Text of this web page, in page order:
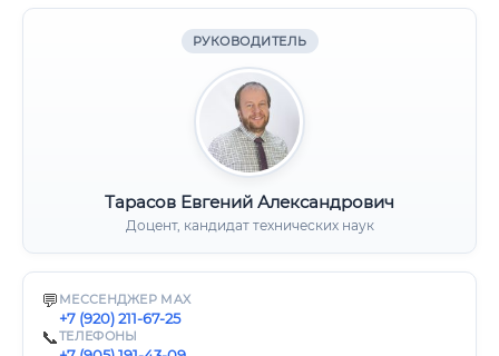
РУКОВОДИТЕЛЬ
Тарасов Евгений Александрович
Доцент, кандидат технических наук
💬 МЕССЕНДЖЕР MAX
+7 (920) 211-67-25
📞ТЕЛЕФОНЫ